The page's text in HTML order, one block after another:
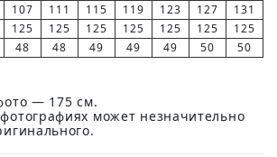
107 111 115 119 123 127
131
125 125 125 125 125 125
125
48 48 49 49 49 50 50
— 175 см.
может незначительно